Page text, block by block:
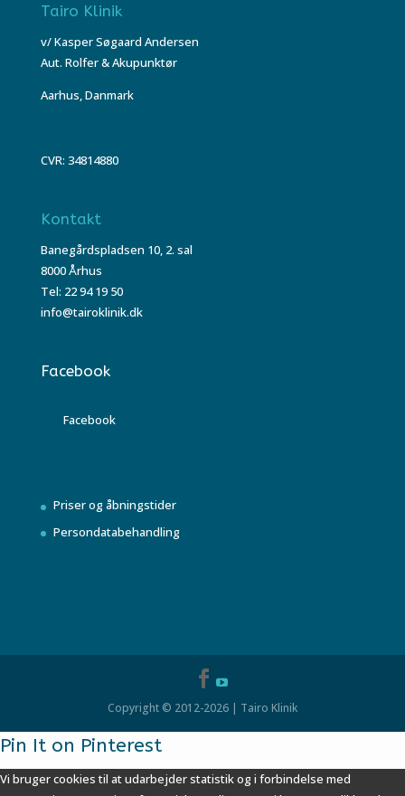
Tairo Klinik
v/ Kasper Søgaard Andersen
Aut. Rolfer & Akupunktør
Aarhus, Danmark
CVR: 34814880
Kontakt
Banegårdspladsen 10, 2. sal
8000 Århus
Tel: 22 94 19 50
info@tairoklinik.dk
Facebook
Facebook
Priser og åbningstider
Persondatabehandling
Copyright © 2012-2026 | Tairo Klinik
Pin It on Pinterest
Vi bruger cookies til at udarbejder statistik og i forbindelse med